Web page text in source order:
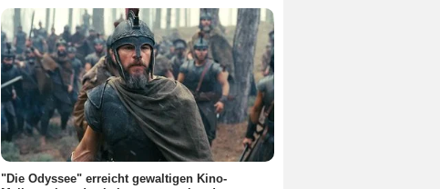
"Die Odyssee" erreicht gewaltigen Kino-